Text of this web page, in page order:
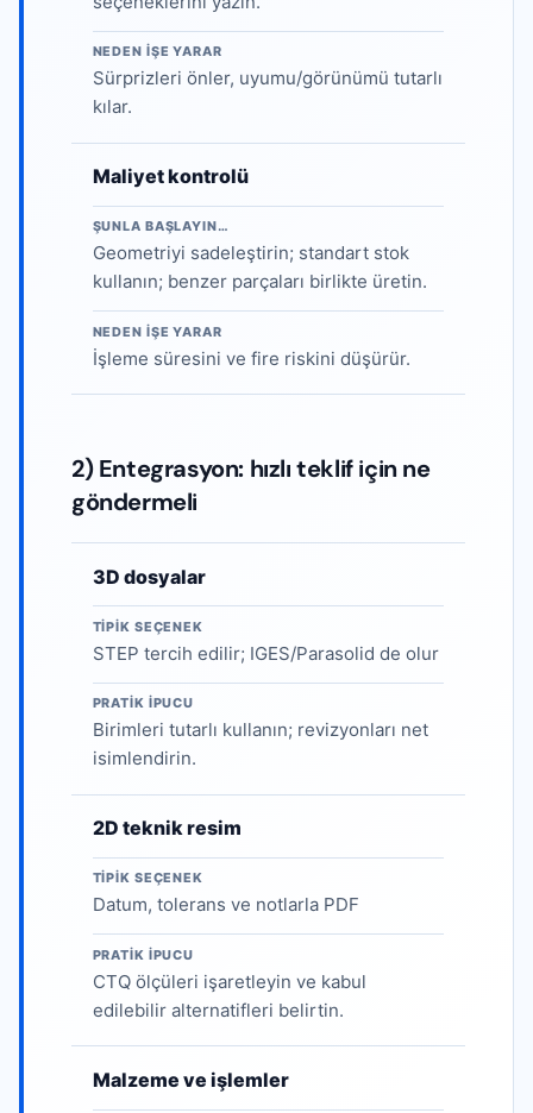
NEDEN IŞE YARAR
Sürprizleri önler, uyumu/görünümü tutarlı
kılar.
Maliyet kontrolü
ŞUNLA BAŞLAYIN…
Geometriyi sadeleştirin; standart stok
kullanın; benzer parçaları birlikte üretin.
NEDEN IŞE YARAR
İşleme süresini ve fire riskini düşürür.
2) Entegrasyon: hızlı teklif için ne
göndermeli
3D dosyalar
TIPIK SEÇENEK
STEP tercih edilir; IGES/Parasolid de olur
PRATIK IPUCU
Birimleri tutarlı kullanın; revizyonları net
isimlendirin.
2D teknik resim
TIPIK SEÇENEK
Datum, tolerans ve notlarla PDF
PRATIK IPUCU
CTQ ölçüleri işaretleyin ve kabul
edilebilir alternatifleri belirtin.
Malzeme ve işlemler